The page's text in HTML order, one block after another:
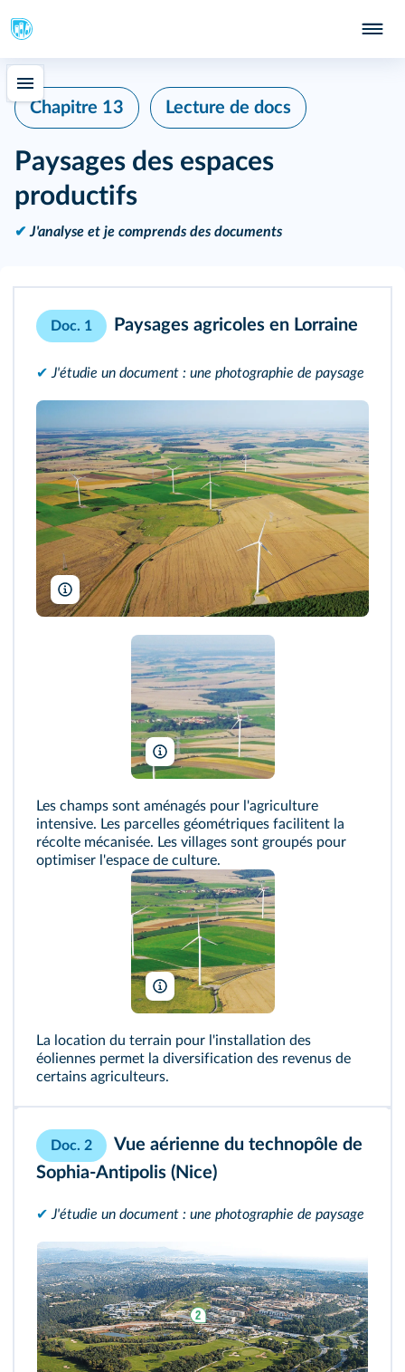
Chapitre 13 Lecture de docs
Paysages des espaces
productifs
✔ J'analyse et je comprends des documents
Doc. 1 Paysages agricoles en Lorraine
✔ J'étudie un document : une photographie de paysage
T. Grun-Aero/Alamy
T. Grun-Aero/Alamy
Les champs sont aménagés pour l'agriculture
intensive. Les parcelles géométriques facilitent la
récolte mécanisée. Les villages sont groupés pour
optimiser l'espace de culture.
T. Grun-Aero/Alamy
La location du terrain pour l'installation des
éoliennes permet la diversification des revenus de
certains agriculteurs.
Doc. 2
Vue aérienne du technopôle de
Sophia-Antipolis (Nice)
✔ J'étudie un document : une photographie de paysage